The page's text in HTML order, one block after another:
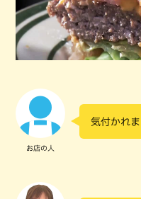
お店の人
気付かれま